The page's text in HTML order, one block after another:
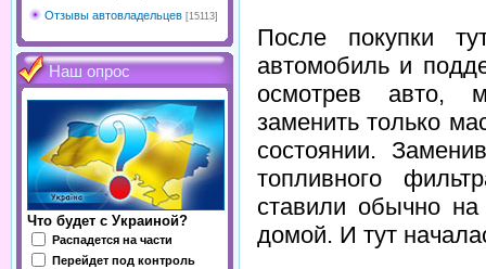
Отзывы автовладельцев [15113]
Наш опрос
Что будет с Украиной?
Распадется на части
Перейдет под контроль
После покупки
автомобиль и
осмотрев авто,
заменить только
состоянии.
топливного
ставили обычно
домой. И тут